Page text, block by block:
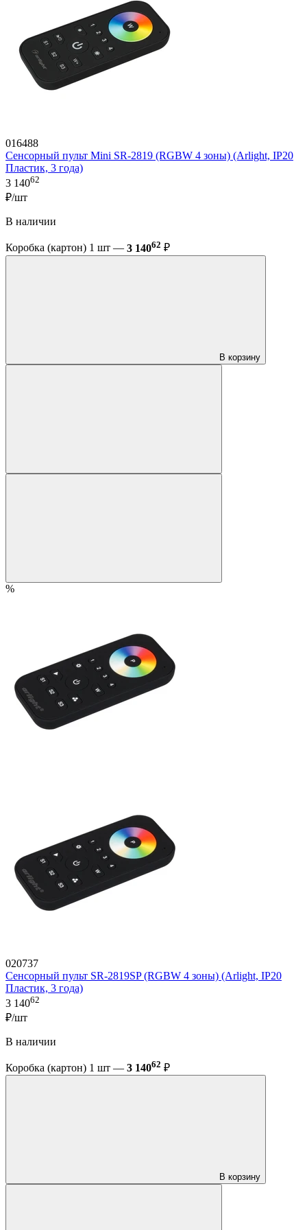
016488
Сенсорный пульт Mini SR-2819 (RGBW 4 зоны) (Arlight, IP20
Пластик, 3 года)
3 14062
₽/шт
В наличии
Коробка (картон) 1 шт — 3 14062 ₽
В корзину
%
020737
Сенсорный пульт SR-2819SP (RGBW 4 зоны) (Arlight, IP20
Пластик, 3 года)
3 14062
₽/шт
В наличии
Коробка (картон) 1 шт — 3 14062 ₽
В корзину